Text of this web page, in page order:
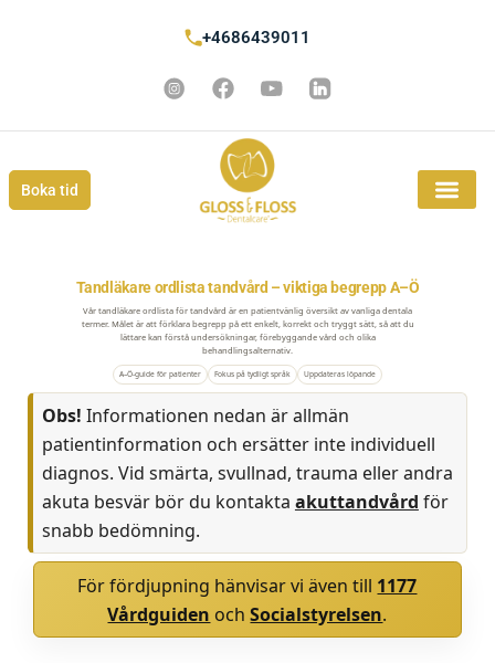
+4686439011
Boka tid
Tandläkare ordlista tandvård – viktiga begrepp A–Ö
Vår tandläkare ordlista för tandvård är en patientvänlig översikt av vanliga dentala
termer. Målet är att förklara begrepp på ett enkelt, korrekt och tryggt sätt, så att du
lättare kan förstå undersökningar, förebyggande vård och olika
behandlingsalternativ.
A–Ö-guide för patienter Fokus på tydligt språk Uppdateras löpande
Obs! Informationen nedan är allmän
patientinformation och ersätter inte individuell
diagnos. Vid smärta, svullnad, trauma eller andra
akuta besvär bör du kontakta akuttandvård för
snabb bedömning.
För fördjupning hänvisar vi även till 1177
Vårdguiden ochSocialstyrelsen.